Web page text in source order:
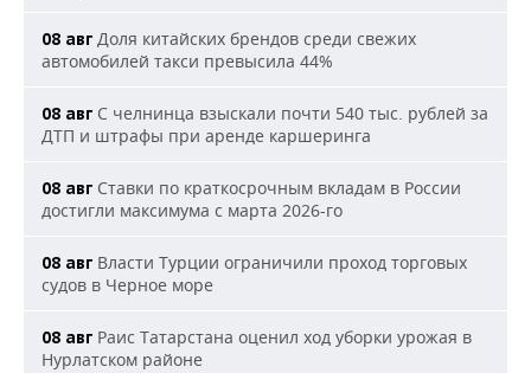
08 авг Доля китайских брендов среди свежих
автомобилей такси превысила 44%
08 авг С челнинца взыскали почти 540 тыс. рублей за
ДТП и штрафы при аренде каршеринга
08 авг Ставки по краткосрочным вкладам в России
достигли максимума с марта 2026-го
08 авг Власти Турции ограничили проход торговых
судов в Черное море
08 авг Раис Татарстана оценил ход уборки урожая в
Нурлатском районе